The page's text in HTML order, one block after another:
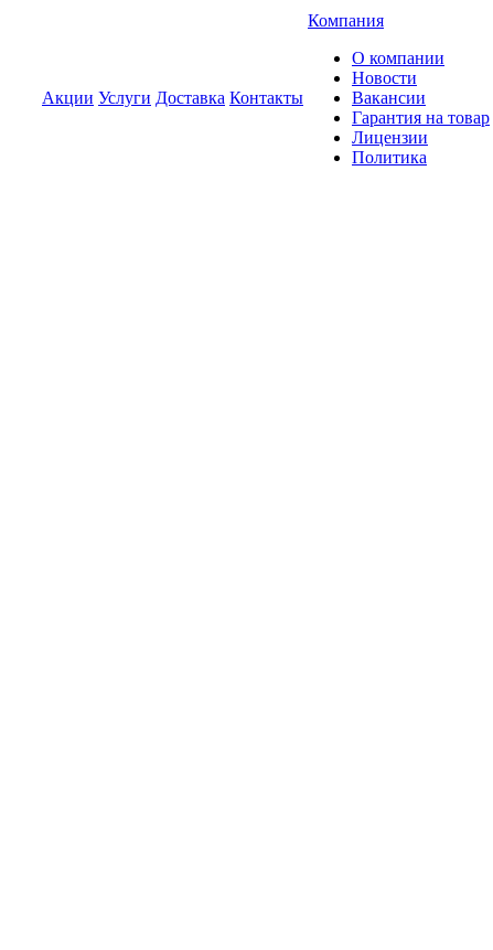
Акции Услуги Доставка Контакты
Компания
О компании
Новости
Вакансии
Гарантия на товар
Лицензии
Политика